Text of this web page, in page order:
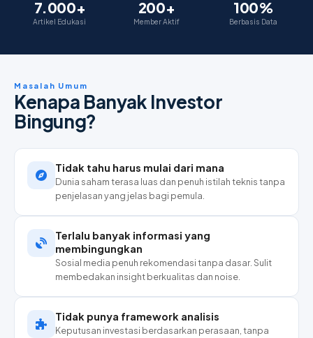
7.000+
Artikel Edukasi
200+
Member Aktif
100%
Berbasis Data
Masalah Umum
Kenapa Banyak Investor
Bingung?
Tidak tahu harus mulai dari mana
Dunia saham terasa luas dan penuh istilah teknis tanpa
penjelasan yang jelas bagi pemula.
Terlalu banyak informasi yang
membingungkan
Sosial media penuh rekomendasi tanpa dasar. Sulit
membedakan insight berkualitas dan noise.
Tidak punya framework analisis
Keputusan investasi berdasarkan perasaan, tanpa